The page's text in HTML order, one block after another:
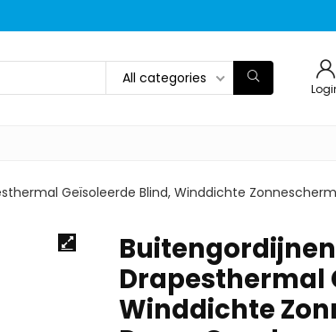
All categories
Geïsoleerde Blind, Winddichte
Drapesthermal
Winddichte